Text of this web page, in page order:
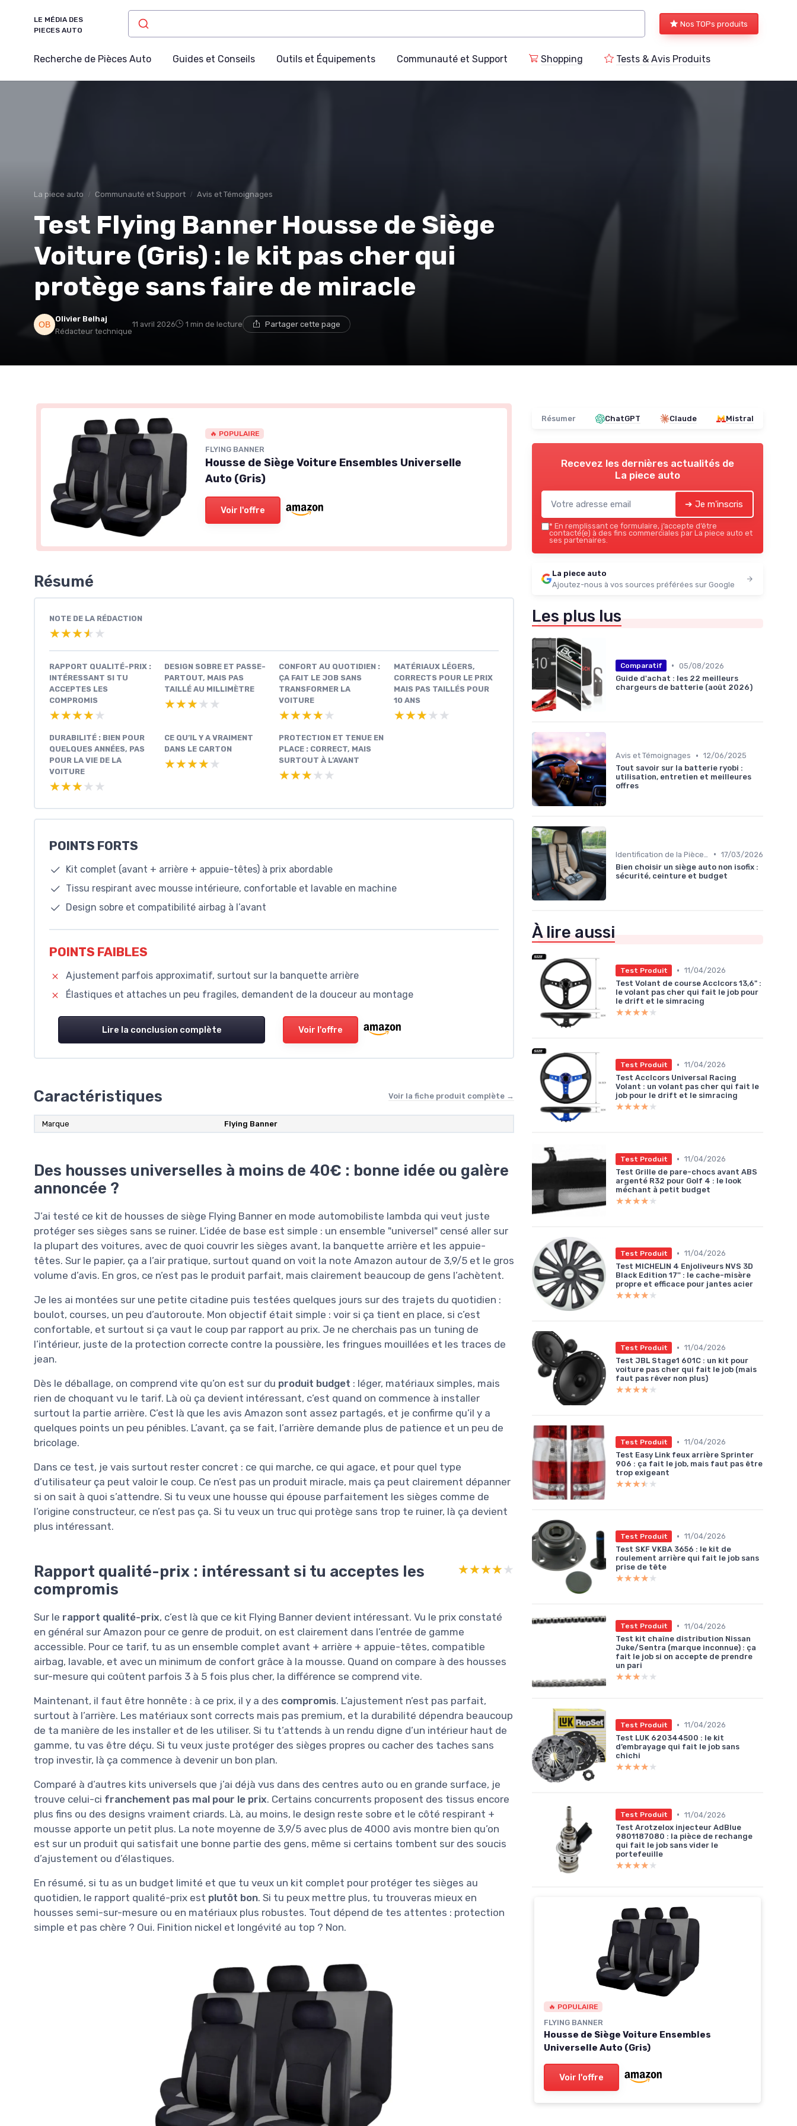
LE MÉDIA DES
PIECES AUTO
Nos TOPs produits
Recherche de Pièces Auto Guides et Conseils Outils et Équipements Communauté et Support Shopping Tests & Avis Produits
La piece auto Communauté et Support Avis et Témoignages
Test Flying Banner Housse de Siège
Voiture (Gris) : le kit pas cher qui
protège sans faire de miracle
Olivier Belhaj
Rédacteur technique
11 avril 2026 1 min de lecture Partager cette page
🔥 POPULAIRE
FLYING BANNER
Housse de Siège Voiture Ensembles Universelle
Auto (Gris)
Voir l'offre
Résumé
NOTE DE LA RÉDACTION
★★★★★
★★★★★
RAPPORT QUALITÉ-PRIX :
INTÉRESSANT SI TU
ACCEPTES LES
COMPROMIS
★★★★★
★★★★★
DESIGN SOBRE ET PASSE-
PARTOUT, MAIS PAS
TAILLÉ AU MILLIMÈTRE
★★★★★
★★★★★
CONFORT AU QUOTIDIEN :
ÇA FAIT LE JOB SANS
TRANSFORMER LA
VOITURE
★★★★★
★★★★★
MATÉRIAUX LÉGERS,
CORRECTS POUR LE PRIX
MAIS PAS TAILLÉS POUR
10 ANS
★★★★★
★★★★★
DURABILITÉ : BIEN POUR
QUELQUES ANNÉES, PAS
POUR LA VIE DE LA
VOITURE
★★★★★
★★★★★
CE QU’IL Y A VRAIMENT
DANS LE CARTON
★★★★★
★★★★★
PROTECTION ET TENUE EN
PLACE : CORRECT, MAIS
SURTOUT À L’AVANT
★★★★★
★★★★★
POINTS FORTS
Kit complet (avant + arrière + appuie-têtes) à prix abordable
Tissu respirant avec mousse intérieure, confortable et lavable en machine
Design sobre et compatibilité airbag à l’avant
POINTS FAIBLES
Ajustement parfois approximatif, surtout sur la banquette arrière
Élastiques et attaches un peu fragiles, demandent de la douceur au montage
Lire la conclusion complète Voir l'offre
Caractéristiques Voir la fiche produit complète →
Marque ‎Flying Banner
Des housses universelles à moins de 40€ : bonne idée ou galère
annoncée ?
J’ai testé ce kit de housses de siège Flying Banner en mode automobiliste lambda qui veut juste
protéger ses sièges sans se ruiner. L’idée de base est simple : un ensemble "universel" censé aller sur
la plupart des voitures, avec de quoi couvrir les sièges avant, la banquette arrière et les appuie-
têtes. Sur le papier, ça a l’air pratique, surtout quand on voit la note Amazon autour de 3,9/5 et le gros
volume d’avis. En gros, ce n’est pas le produit parfait, mais clairement beaucoup de gens l’achètent.
Je les ai montées sur une petite citadine puis testées quelques jours sur des trajets du quotidien :
boulot, courses, un peu d’autoroute. Mon objectif était simple : voir si ça tient en place, si c’est
confortable, et surtout si ça vaut le coup par rapport au prix. Je ne cherchais pas un tuning de
l’intérieur, juste de la protection correcte contre la poussière, les fringues mouillées et les traces de
jean.
Dès le déballage, on comprend vite qu’on est sur du produit budget : léger, matériaux simples, mais
rien de choquant vu le tarif. Là où ça devient intéressant, c’est quand on commence à installer
surtout la partie arrière. C’est là que les avis Amazon sont assez partagés, et je confirme qu’il y a
quelques points un peu pénibles. L’avant, ça se fait, l’arrière demande plus de patience et un peu de
bricolage.
Dans ce test, je vais surtout rester concret : ce qui marche, ce qui agace, et pour quel type
d’utilisateur ça peut valoir le coup. Ce n’est pas un produit miracle, mais ça peut clairement dépanner
si on sait à quoi s’attendre. Si tu veux une housse qui épouse parfaitement les sièges comme de
l’origine constructeur, ce n’est pas ça. Si tu veux un truc qui protège sans trop te ruiner, là ça devient
plus intéressant.
Rapport qualité-prix : intéressant si tu acceptes les
compromis
★★★★★
★★★★★
Sur le rapport qualité-prix, c’est là que ce kit Flying Banner devient intéressant. Vu le prix constaté
en général sur Amazon pour ce genre de produit, on est clairement dans l’entrée de gamme
accessible. Pour ce tarif, tu as un ensemble complet avant + arrière + appuie-têtes, compatible
airbag, lavable, et avec un minimum de confort grâce à la mousse. Quand on compare à des housses
sur-mesure qui coûtent parfois 3 à 5 fois plus cher, la différence se comprend vite.
Maintenant, il faut être honnête : à ce prix, il y a des compromis. L’ajustement n’est pas parfait,
surtout à l’arrière. Les matériaux sont corrects mais pas premium, et la durabilité dépendra beaucoup
de ta manière de les installer et de les utiliser. Si tu t’attends à un rendu digne d’un intérieur haut de
gamme, tu vas être déçu. Si tu veux juste protéger des sièges propres ou cacher des taches sans
trop investir, là ça commence à devenir un bon plan.
Comparé à d’autres kits universels que j’ai déjà vus dans des centres auto ou en grande surface, je
trouve celui-ci franchement pas mal pour le prix. Certains concurrents proposent des tissus encore
plus fins ou des designs vraiment criards. Là, au moins, le design reste sobre et le côté respirant +
mousse apporte un petit plus. La note moyenne de 3,9/5 avec plus de 4000 avis montre bien qu’on
est sur un produit qui satisfait une bonne partie des gens, même si certains tombent sur des soucis
d’ajustement ou d’élastiques.
En résumé, si tu as un budget limité et que tu veux un kit complet pour protéger tes sièges au
quotidien, le rapport qualité-prix est plutôt bon. Si tu peux mettre plus, tu trouveras mieux en
housses semi-sur-mesure ou en matériaux plus robustes. Tout dépend de tes attentes : protection
simple et pas chère ? Oui. Finition nickel et longévité au top ? Non.
Résumer ChatGPT Claude Mistral
Recevez les dernières actualités de
La piece auto
➔ Je m'inscris
* En remplissant ce formulaire, j’accepte d’être
contacté(e) à des fins commerciales par La piece auto et
ses partenaires.
La piece auto
Ajoutez-nous à vos sources préférées sur Google
Les plus lus
Comparatif • 05/08/2026
Guide d'achat : les 22 meilleurs
chargeurs de batterie (août 2026)
Avis et Témoignages • 12/06/2025
Tout savoir sur la batterie ryobi :
utilisation, entretien et meilleures
offres
• 17/03/2026
Bien choisir un siège auto non isofix :
sécurité, ceinture et budget
À lire aussi
Test Produit • 11/04/2026
Test Volant de course Acclcors 13,6" :
le volant pas cher qui fait le job pour
le drift et le simracing
★★★★★
★★★★★
Test Produit • 11/04/2026
Test Acclcors Universal Racing
Volant : un volant pas cher qui fait le
job pour le drift et le simracing
★★★★★
★★★★★
Test Produit • 11/04/2026
Test Grille de pare-chocs avant ABS
argenté R32 pour Golf 4 : le look
méchant à petit budget
★★★★★
★★★★★
Test Produit • 11/04/2026
Test MICHELIN 4 Enjoliveurs NVS 3D
Black Edition 17'' : le cache-misère
propre et efficace pour jantes acier
★★★★★
★★★★★
Test Produit • 11/04/2026
Test JBL Stage1 601C : un kit pour
voiture pas cher qui fait le job (mais
faut pas rêver non plus)
★★★★★
★★★★★
Test Produit • 11/04/2026
Test Easy Link feux arrière Sprinter
906 : ça fait le job, mais faut pas être
trop exigeant
★★★★★
★★★★★
Test Produit • 11/04/2026
Test SKF VKBA 3656 : le kit de
roulement arrière qui fait le job sans
prise de tête
★★★★★
★★★★★
Test Produit • 11/04/2026
Test kit chaîne distribution Nissan
Juke/Sentra (marque inconnue) : ça
fait le job si on accepte de prendre
un pari
★★★★★
★★★★★
Test Produit • 11/04/2026
Test LUK 620344500 : le kit
d’embrayage qui fait le job sans
chichi
★★★★★
★★★★★
Test Produit • 11/04/2026
Test Arotzelox injecteur AdBlue
9801187080 : la pièce de rechange
qui fait le job sans vider le
portefeuille
★★★★★
★★★★★
🔥 POPULAIRE
FLYING BANNER
Housse de Siège Voiture Ensembles
Universelle Auto (Gris)
Voir l'offre